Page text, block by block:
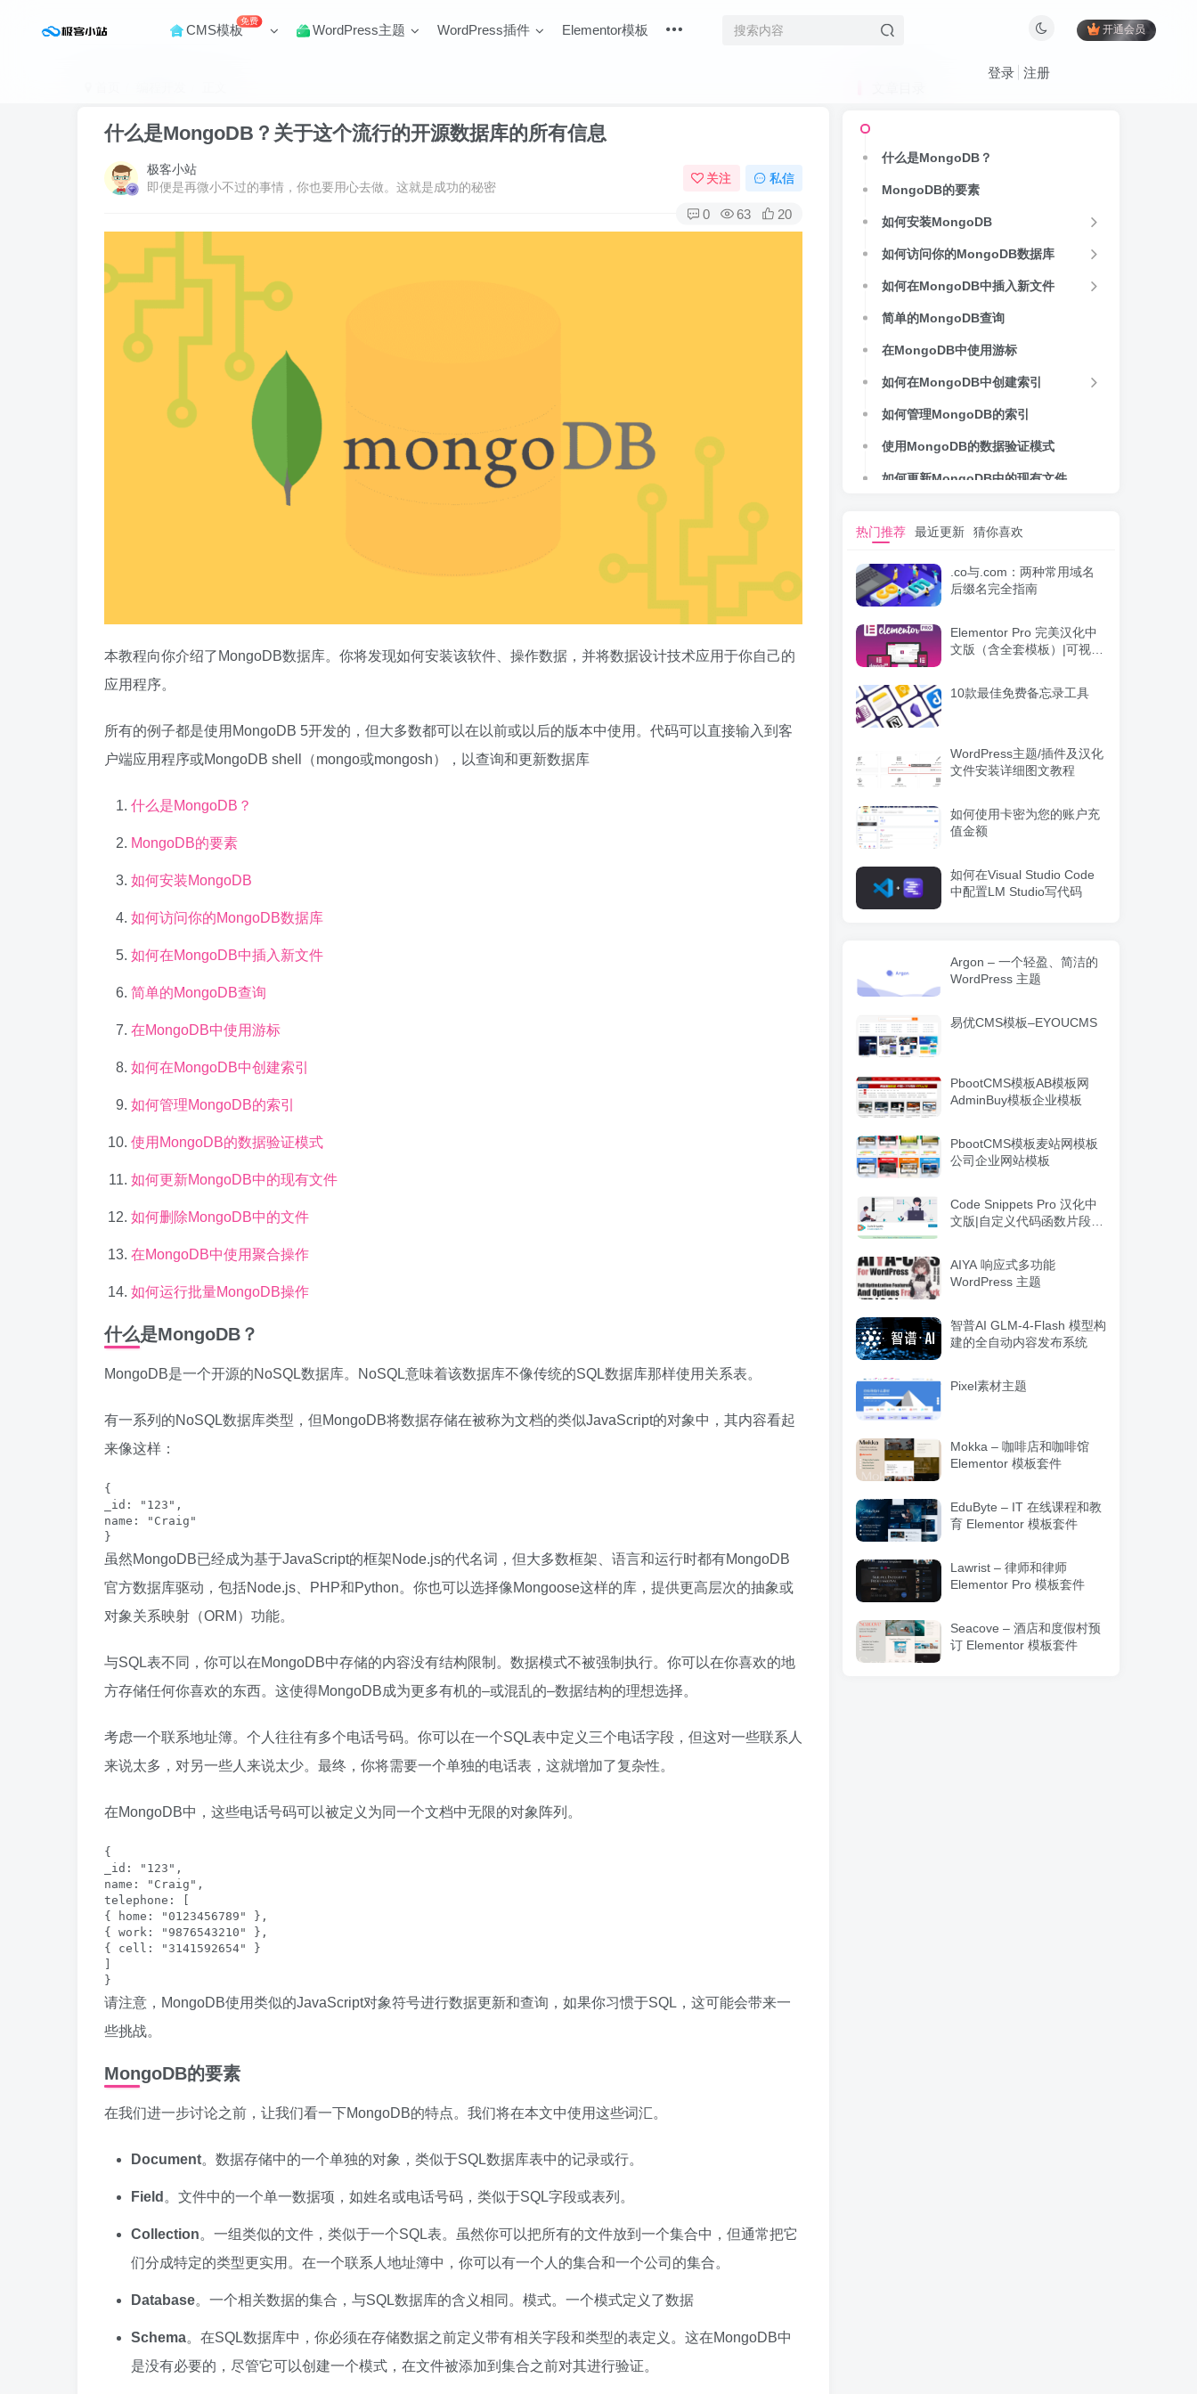
CMS模板
免费
WordPress主题 WordPress插件 Elementor模板 开通会员
登录 注册
什么是MongoDB？关于这个流行的开源数据库的所有信息
极客小站
即便是再微小不过的事情，你也要用心去做。这就是成功的秘密
关注 私信
0 63 20
本教程向你介绍了MongoDB数据库。你将发现如何安装该软件、操作数据，并将数据设计技术应用于你自己的
应用程序。
所有的例子都是使用MongoDB 5开发的，但大多数都可以在以前或以后的版本中使用。代码可以直接输入到客
户端应用程序或MongoDB shell（mongo或mongosh），以查询和更新数据库
什么是MongoDB？
MongoDB的要素
如何安装MongoDB
如何访问你的MongoDB数据库
如何在MongoDB中插入新文件
简单的MongoDB查询
在MongoDB中使用游标
如何在MongoDB中创建索引
如何管理MongoDB的索引
使用MongoDB的数据验证模式
如何更新MongoDB中的现有文件
如何删除MongoDB中的文件
在MongoDB中使用聚合操作
如何运行批量MongoDB操作
什么是MongoDB？
MongoDB是一个开源的NoSQL数据库。NoSQL意味着该数据库不像传统的SQL数据库那样使用关系表。
有一系列的NoSQL数据库类型，但MongoDB将数据存储在被称为文档的类似JavaScript的对象中，其内容看起
来像这样：
{
_id: "123",
name: "Craig"
}
虽然MongoDB已经成为基于JavaScript的框架Node.js的代名词，但大多数框架、语言和运行时都有MongoDB
官方数据库驱动，包括Node.js、PHP和Python。你也可以选择像Mongoose这样的库，提供更高层次的抽象或
对象关系映射（ORM）功能。
与SQL表不同，你可以在MongoDB中存储的内容没有结构限制。数据模式不被强制执行。你可以在你喜欢的地
方存储任何你喜欢的东西。这使得MongoDB成为更多有机的–或混乱的–数据结构的理想选择。
考虑一个联系地址簿。个人往往有多个电话号码。你可以在一个SQL表中定义三个电话字段，但这对一些联系人
来说太多，对另一些人来说太少。最终，你将需要一个单独的电话表，这就增加了复杂性。
在MongoDB中，这些电话号码可以被定义为同一个文档中无限的对象阵列。
{
_id: "123",
name: "Craig",
telephone: [
{ home: "0123456789" },
{ work: "9876543210" },
{ cell: "3141592654" }
}
请注意，MongoDB使用类似的JavaScript对象符号进行数据更新和查询，如果你习惯于SQL，这可能会带来一
些挑战。
MongoDB的要素
在我们进一步讨论之前，让我们看一下MongoDB的特点。我们将在本文中使用这些词汇。
Document。数据存储中的一个单独的对象，类似于SQL数据库表中的记录或行。
Field 。文件中的一个单一数据项，如姓名或电话号码，类似于SQL字段或表列。
Collection。一组类似的文件，类似于一个SQL表。虽然你可以把所有的文件放到一个集合中，但通常把它
们分成特定的类型更实用。在一个联系人地址簿中，你可以有一个人的集合和一个公司的集合。
Database。一个相关数据的集合，与SQL数据库的含义相同。模式。一个模式定义了数据
Schema。在SQL数据库中，你必须在存储数据之前定义带有相关字段和类型的表定义。这在MongoDB中
是没有必要的，尽管它可以创建一个模式，在文件被添加到集合之前对其进行验证。
什么是MongoDB？
MongoDB的要素
如何安装MongoDB
如何访问你的MongoDB数据库
如何在MongoDB中插入新文件
简单的MongoDB查询
在MongoDB中使用游标
如何在MongoDB中创建索引
如何管理MongoDB的索引
使用MongoDB的数据验证模式
如何更新MongoDB中的现有文件
在MongoDB中使用聚合操作
如何运行批量MongoDB操作
小结
热门推荐 最近更新 猜你喜欢
.co与.com：两种常用域名
后缀名完全指南
Elementor Pro 完美汉化中
文版（含全套模板）|可视化
10款最佳免费备忘录工具
WordPress主题/插件及汉化
文件安装详细图文教程
如何使用卡密为您的账户充
值金额
如何在Visual Studio Code
中配置LM Studio写代码
Argon – 一个轻盈、简洁的
WordPress 主题
易优CMS模板–EYOUCMS
PbootCMS模板AB模板网
AdminBuy模板企业模板
PbootCMS模板麦站网模板
公司企业网站模板
Code Snippets Pro 汉化中
文版|自定义代码函数片段管
AIYA 响应式多功能
WordPress 主题
智普AI GLM-4-Flash 模型构
建的全自动内容发布系统
Pixel素材主题
Mokka – 咖啡店和咖啡馆
Elementor 模板套件
EduByte – IT 在线课程和教
育 Elementor 模板套件
Lawrist – 律师和律师
Elementor Pro 模板套件
Seacove – 酒店和度假村预
订 Elementor 模板套件